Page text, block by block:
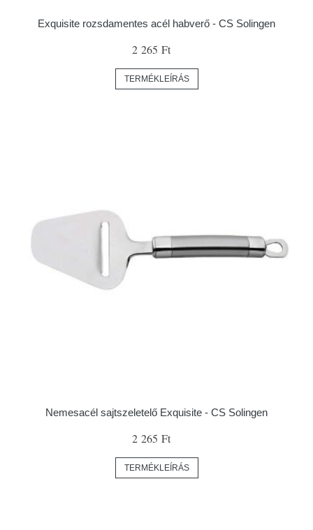
Exquisite rozsdamentes acél habverő - CS Solingen
2 265 Ft
TERMÉKLEÍRÁS
Nemesacél sajtszeletelő Exquisite - CS Solingen
2 265 Ft
TERMÉKLEÍRÁS